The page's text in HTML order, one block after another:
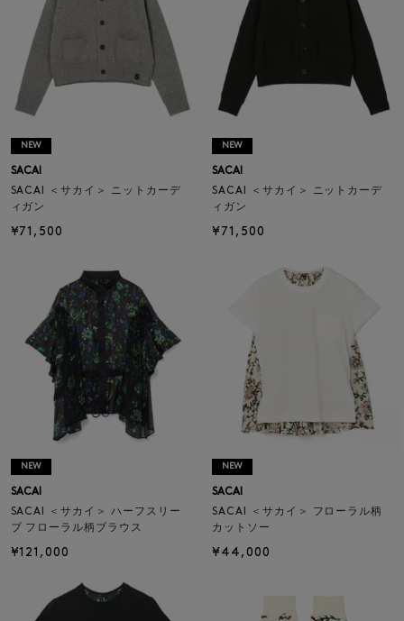
NEW
SACAI
SACAI ＜サカイ＞ ニットカーデ
ィガン
¥71,500
NEW
SACAI
SACAI ＜サカイ＞ ニットカーデ
ィガン
¥71,500
NEW
SACAI
SACAI ＜サカイ＞ ハーフスリー
ブ フローラル柄ブラウス
¥121,000
NEW
SACAI
SACAI ＜サカイ＞ フローラル柄
カットソー
¥44,000